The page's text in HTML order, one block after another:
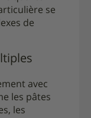
se
de
avec
les pâtes
les